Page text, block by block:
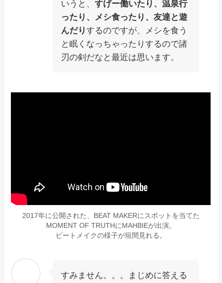
いうと、すげー働いたり、温泉行
ったり、メシ食ったり、友達と遊
んだりするのですが、メシを食う
と眠くなっちゃったりするので諸
刃の剣だなと最近は思います。
2017年に公開された、BEAT MAKERにスポットを当てた
MOMENT OF TRUTHにMAHBIEが出演。
ビートメイクの様子が垣間見れる。
すみません。。。まじめに答える